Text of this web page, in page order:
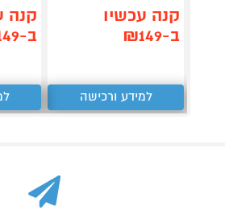
קנה עכשיו
ב-₪149
למידע ורכישה
קנה
ב-₪149